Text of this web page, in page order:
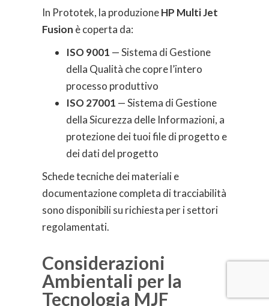
In Prototek, la produzioneHP Multi Jet
Fusion è coperta da:
ISO 9001 — Sistema di Gestione
della Qualità che copre l’intero
processo produttivo
ISO 27001 — Sistema di Gestione
della Sicurezza delle Informazioni, a
protezione dei tuoi file di progetto e
dei dati del progetto
Schede tecniche dei materiali e
documentazione completa di tracciabilità
sono disponibili su richiesta per i settori
regolamentati.
Considerazioni
Ambientali per la
Tecnologia MJF